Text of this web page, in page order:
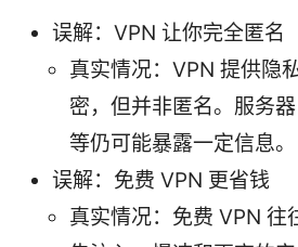
误解：VPN 让你完全匿名
真实情况：VPN 提供隐
密，但并非匿名。服务
等仍可能暴露一定信息。
误解：免费 VPN 更省钱
真实情况：免费 VPN 往